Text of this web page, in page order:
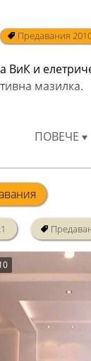
Предавания
ВиК и
мазилка.
ПОВЕЧЕ